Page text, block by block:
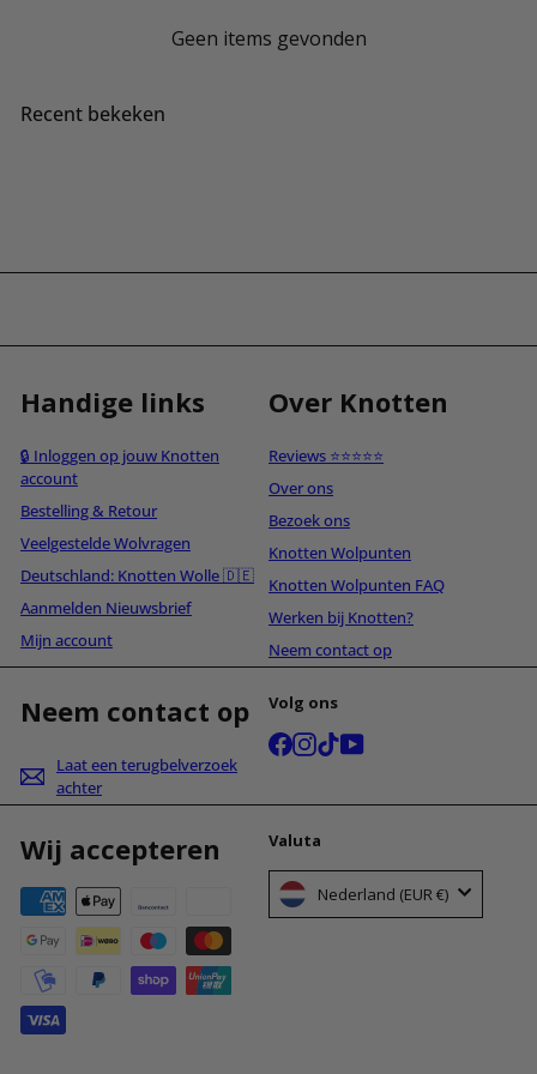
Geen items gevonden
Recent bekeken
Handige links
🔒 Inloggen op jouw Knotten
account
Bestelling & Retour
Veelgestelde Wolvragen
Deutschland: Knotten Wolle 🇩🇪
Aanmelden Nieuwsbrief
Mijn account
Over Knotten
Reviews ⭐⭐⭐⭐⭐
Over ons
Bezoek ons
Knotten Wolpunten
Knotten Wolpunten FAQ
Werken bij Knotten?
Neem contact op
Neem contact op
Laat een terugbelverzoek
achter
Volg ons
Facebook
Instagram
TikTokYouTube
Wij accepteren Valuta
Nederland (EUR €)